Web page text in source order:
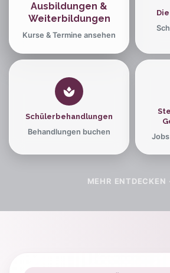
Ausbildungen &
Weiterbildungen
Kurse & Termine ansehen
Schülerbehandlungen
Behandlungen buchen
MEHR ENTDECKEN